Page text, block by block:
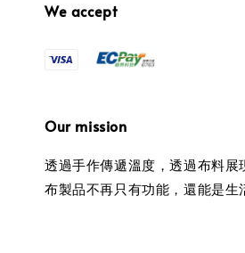
We accept
Our mission
透過手作傳遞溫度，透過布料展
布製品不再只有功能，還能是生